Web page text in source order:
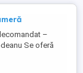
–
Se oferă
cu 3 camere
Dâmbu